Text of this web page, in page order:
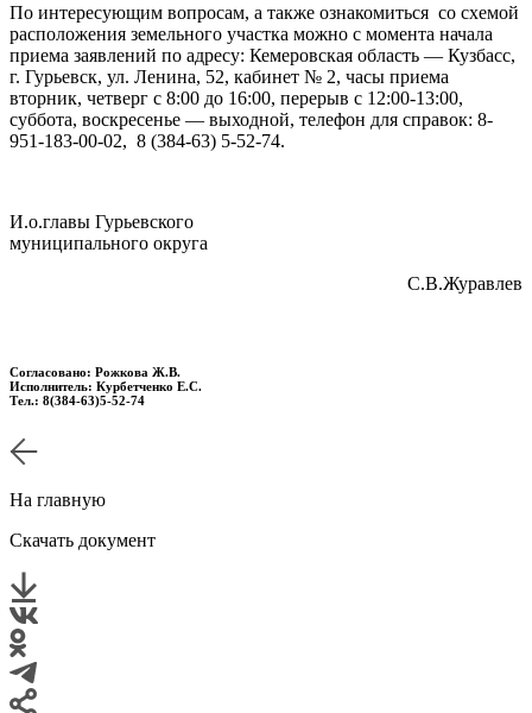
По интересующим вопросам, а также ознакомиться со схемой
расположения земельного участка можно с момента начала
приема заявлений по адресу: Кемеровская область — Кузбасс,
г. Гурьевск, ул. Ленина, 52, кабинет № 2, часы приема
вторник, четверг с 8:00 до 16:00, перерыв с 12:00-13:00,
суббота, воскресенье — выходной, телефон для справок: 8-
951-183-00-02, 8 (384-63) 5-52-74.
И.о.главы Гурьевского
муниципального округа
С.В.Журавлев
Согласовано: Рожкова Ж.В.
Исполнитель: Курбетченко Е.С.
Тел.: 8(384-63)5-52-74
На главную
Скачать документ